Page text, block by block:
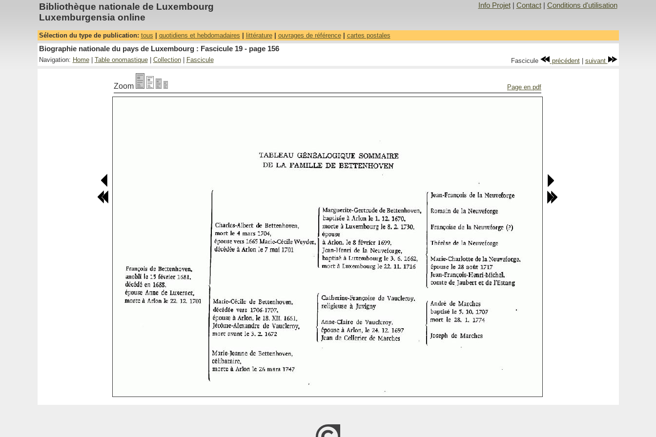
Bibliothèque nationale de Luxembourg
Luxemburgensia online
Info Projet| Contact| Conditions d'utilisation
Sélection du type de publication: tous quotidiens et hebdomadaires littérature| ouvrages de référence| cartes postales
Biographie nationale du pays de Luxembourg : Fascicule 19 - page 156
Navigation: Home| Table onomastique| Collection| Fascicule Fascicule précédent| suivant
Zoom Page en pdf